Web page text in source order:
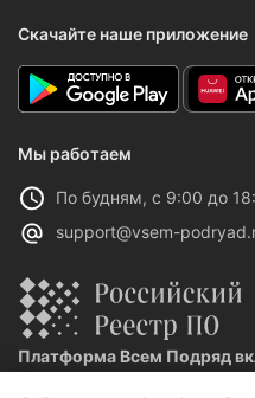
Скачайте наше приложение
Мы работаем
По будням, с 9:00 до
support@vsem-
Платформа Всем Подряд